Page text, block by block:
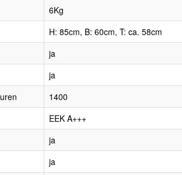
6Kg
H: 85cm, B: 60cm, T: ca. 58cm
ja
ja
1400
EEK A+++
ja
ja